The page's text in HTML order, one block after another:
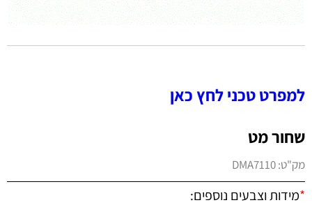
למפרט טכני לחץ כאן
שחור מט
מק"ט:DMA7110
*מידות וצבעים נוספים: